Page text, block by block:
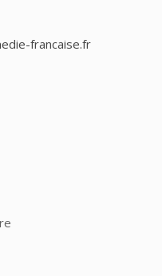
francaise.fr